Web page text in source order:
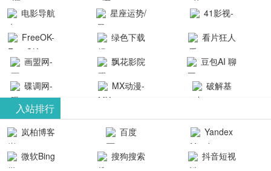
航-办公运营
院-哪吒影院
提供最新、
最全的高清
电影、电视
剧、动漫和
综艺节目免
费观看。平
台内容丰
富，更新快
画-官网
动漫综合
电影导航
- 免费看电影
就来这！ | 快
导航网-免费
看电影就来
这！收录大
量免费看电
影网站！
星座运势/
最星座/美国
神婆星座网
41影视-
聚合最近好
看的电视剧
最新电影网
站-41影视为
成全短剧电
视剧、电视
剧大全、好
FreeOK-
FreeOK影视
官网-最新影
视资源|追剧
也很卷
绿色下载
吧
看片狂人
- 高清视频资
源免费在线
观看
画盟网-
画师联盟官
网
_huashilm.com_
动漫综合
飘花影院
网
豆包AI 聊
天智能对话
网页版入口
碟调网-
碟调网为您
提供最新电
视剧和2025
年最新电影
MX动漫-
漫免费在线
观看
破解基
整合当前互
联网最新最
全最优质的
入站排行
岚柏博客 百度
Yandex
搜索
微软Bing
搜狗搜索
抖音短视